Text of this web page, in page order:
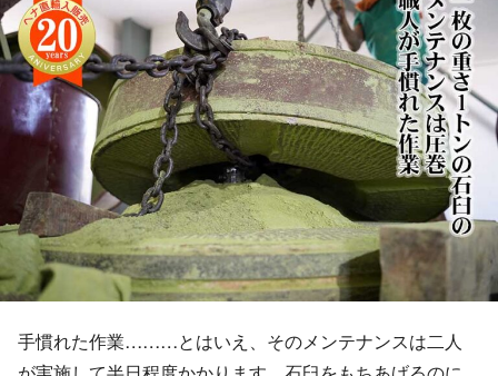
手慣れた作業………とはいえ、そのメンテナンスは二人